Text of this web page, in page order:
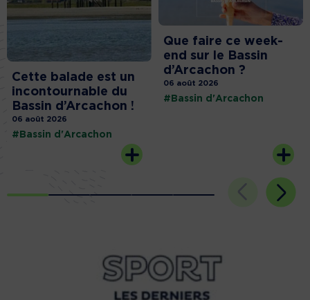
Cette balade est un
incontournable du
Bassin d’Arcachon !
06 août 2026
#Bassin d'Arcachon
Que faire ce week-
end sur le Bassin
d’Arcachon ?
06 août 2026
#Bassin d'Arcachon